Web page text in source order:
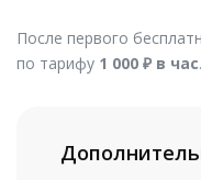
После первого
по тарифу 1 000 ₽ в час.